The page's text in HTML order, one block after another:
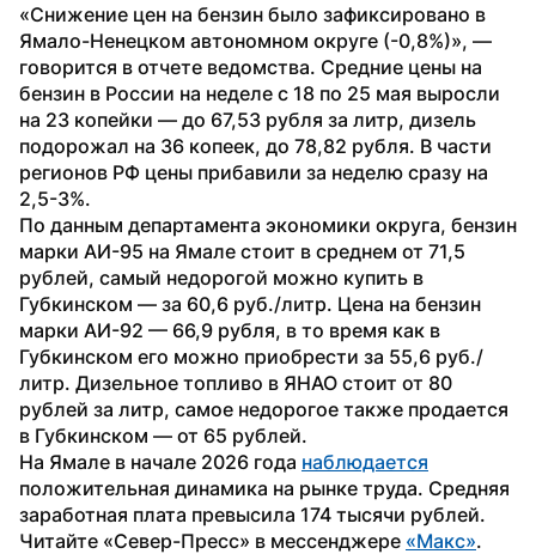
«Снижение цен на бензин было зафиксировано в
Ямало-Ненецком автономном округе (-0,8%)», —
говорится в отчете ведомства. Средние цены на
бензин в России на неделе с 18 по 25 мая выросли
на 23 копейки — до 67,53 рубля за литр, дизель
подорожал на 36 копеек, до 78,82 рубля. В части
регионов РФ цены прибавили за неделю сразу на
2,5-3%.
По данным департамента экономики округа, бензин
марки АИ-95 на Ямале стоит в среднем от 71,5
рублей, самый недорогой можно купить в
Губкинском — за 60,6 руб./литр. Цена на бензин
марки АИ-92 — 66,9 рубля, в то время как в
Губкинском его можно приобрести за 55,6 руб./
литр. Дизельное топливо в ЯНАО стоит от 80
рублей за литр, самое недорогое также продается
в Губкинском — от 65 рублей.
На Ямале в начале 2026 года наблюдается
положительная динамика на рынке труда. Средняя
заработная плата превысила 174 тысячи рублей.
Читайте «Север-Пресс» в мессенджере «Макс».